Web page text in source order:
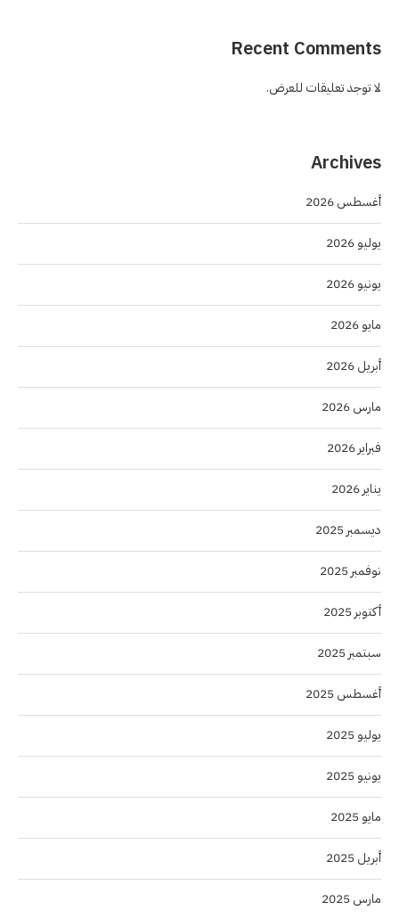
Recent Comments
لا توجد تعليقات للعرض.
Archives
أغسطس 2026
يوليو 2026
يونيو 2026
مايو 2026
أبريل 2026
مارس 2026
فبراير 2026
يناير 2026
ديسمبر 2025
نوفمبر 2025
أكتوبر 2025
سبتمبر 2025
أغسطس 2025
يوليو 2025
يونيو 2025
مايو 2025
أبريل 2025
مارس 2025